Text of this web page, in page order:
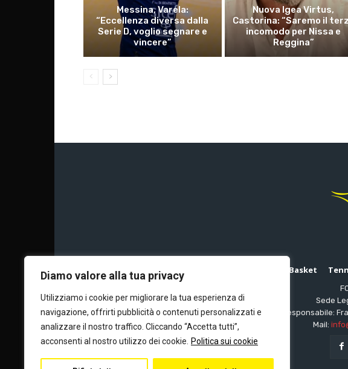
Diamo valore alla tua privacy
Utilizziamo i cookie per migliorare la tua esperienza di
navigazione, offrirti pubblicità o contenuti personalizzati e
analizzare il nostro traffico. Cliccando “Accetta tutti”,
acconsenti al nostro utilizzo dei cookie.
Politica sui cookie
Messina, Varela:
“Eccellenza diversa dalla
Serie D, voglio segnare e
vincere”
Nuova Igea Virtus,
Castorina: “Saremo il
incomodo per Nissa e
Reggina”
Basket
Sede
Editore e direttore responsabile:
Mail: